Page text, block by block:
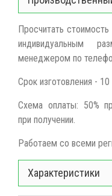
Просчитать
индивидуальным
менеджером по
Срок изготовления -
Схема оплаты: 50%
при получении.
Работаем со всеми
Характеристики